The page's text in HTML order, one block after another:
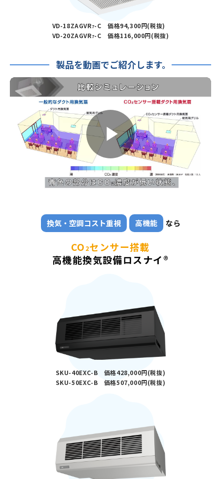
VD-18ZAGVR7-C 価格94,300円(税抜)
VD-20ZAGVR7-C 価格116,000円(税抜)
製品を動画でご紹介します。
換気・空調コスト重視 高機能 なら
CO 2センサー搭載
高機能換気設備ロスナイ®
SKU-40EXC-B 価格428,000円(税抜)
SKU-50EXC-B 価格507,000円(税抜)